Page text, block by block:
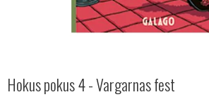
Hokus pokus 4 - Vargarnas fest